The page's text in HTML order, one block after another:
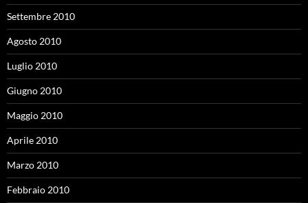
Settembre 2010
Agosto 2010
Luglio 2010
Giugno 2010
Maggio 2010
Aprile 2010
Marzo 2010
Febbraio 2010